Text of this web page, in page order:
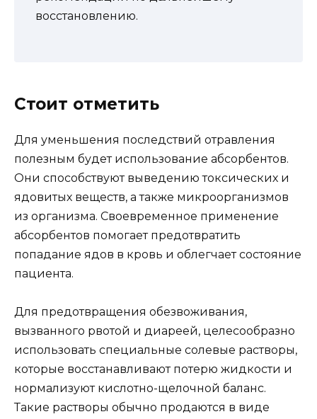
восстановлению.
Стоит отметить
Для уменьшения последствий отравления
полезным будет использование абсорбентов.
Они способствуют выведению токсических и
ядовитых веществ, а также микроорганизмов
из организма. Своевременное применение
абсорбентов помогает предотвратить
попадание ядов в кровь и облегчает состояние
пациента.
Для предотвращения обезвоживания,
вызванного рвотой и диареей, целесообразно
использовать специальные солевые растворы,
которые восстанавливают потерю жидкости и
нормализуют кислотно-щелочной баланс.
Такие растворы обычно продаются в виде